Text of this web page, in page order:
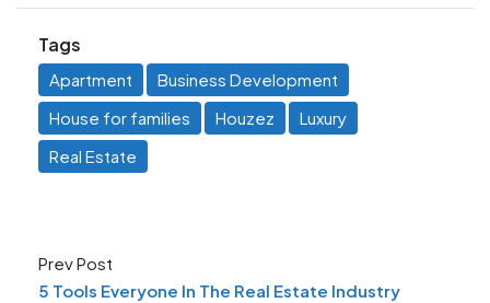
Tags
Apartment
Business Development
House for families
Houzez
Luxury
Real Estate
Prev Post
5 Tools Everyone In The Real Estate Industry